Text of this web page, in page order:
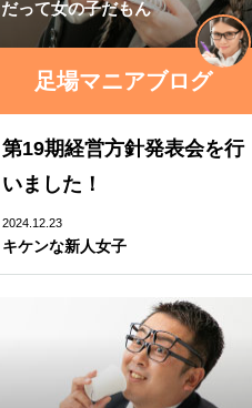
だって女の子だもん
足場マニアブログ
第19期経営方針発表会を行
いました！
2024.12.23
キケンな新人女子